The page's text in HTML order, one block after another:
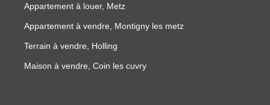
Appartement à louer, Metz
Appartement à vendre, Montigny les metz
Terrain à vendre, Holling
Maison à vendre, Coin les cuvry